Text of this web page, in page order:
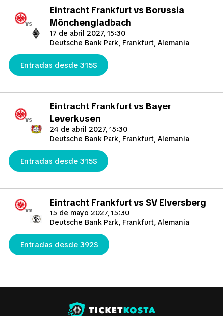
vs
Eintracht Frankfurt vs Borussia
Mönchengladbach
17 de abril 2027, 15:30
Deutsche Bank Park, Frankfurt, Alemania
Entradas desde 315$
vs
Eintracht Frankfurt vs Bayer
Leverkusen
24 de abril 2027, 15:30
Deutsche Bank Park, Frankfurt, Alemania
Entradas desde 315$
vs
Eintracht Frankfurt vs SV Elversberg
15 de mayo 2027, 15:30
Deutsche Bank Park, Frankfurt, Alemania
Entradas desde 392$